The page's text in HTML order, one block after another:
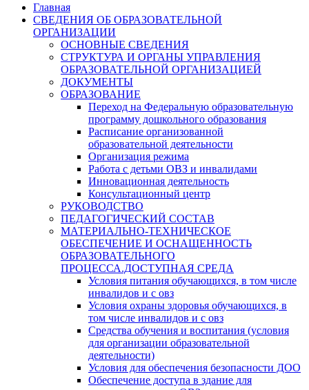
Главная
СВЕДЕНИЯ ОБ ОБРАЗОВАТЕЛЬНОЙ
ОРГАНИЗАЦИИ
ОСНОВНЫЕ СВЕДЕНИЯ
СТРУКТУРА И ОРГАНЫ УПРАВЛЕНИЯ
ОБРАЗОВАТЕЛЬНОЙ ОРГАНИЗАЦИЕЙ
ДОКУМЕНТЫ
ОБРАЗОВАНИЕ
Переход на Федеральную образовательную
программу дошкольного образования
Расписание организованной
образовательной деятельности
Организация режима
Работа с детьми ОВЗ и инвалидами
Инновационная деятельность
Консультационный центр
РУКОВОДСТВО
ПЕДАГОГИЧЕСКИЙ СОСТАВ
МАТЕРИАЛЬНО-ТЕХНИЧЕСКОЕ
ОБЕСПЕЧЕНИЕ И ОСНАЩЕННОСТЬ
ОБРАЗОВАТЕЛЬНОГО
ПРОЦЕССА.ДОСТУПНАЯ СРЕДА
Условия питания обучающихся, в том числе
инвалидов и с овз
Условия охраны здоровья обучающихся, в
том числе инвалидов и с овз
Средства обучения и воспитания (условия
для организации образовательной
деятельности)
Условия для обеспечения безопасности ДОО
Обеспечение доступа в здание для